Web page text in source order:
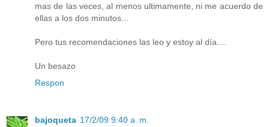
mas de las veces, al menos ultimamente, ni me acuerdo de
ellas a los dos minutos...
Pero tus recomendaciones las leo y estoy al día....
Un besazo
Respon
bajoqueta 17/2/09 9:40 a. m.